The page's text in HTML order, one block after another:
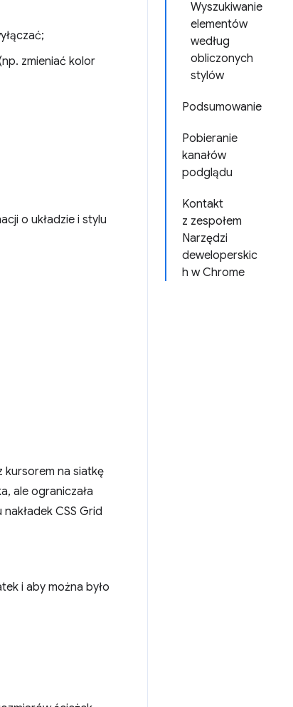
Wyszukiwanie
elementów
według
obliczonych
stylów
Podsumowanie
Pobieranie
kanałów
podglądu
Kontakt
z zespołem
Narzędzi
deweloperskic
h w Chrome
zmieniać kolor
o układzie i stylu
kursorem na siatkę
ale ograniczała
CSS Grid
i aby można było